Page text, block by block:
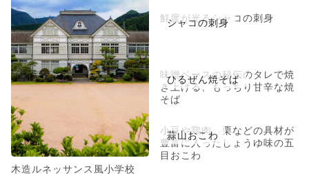
木造ルネッサンス風小学校
シャコの刺身
鮮度が光るシャコの刺身
ひるぜん焼そば
味噌ベースの秘伝のタレで焼
き上げる、もっちり甘辛な焼
そば
蒜山おこわ
小豆や鶏肉、栗などの具材が
豊富に入ったしょうゆ味の五
目おこわ